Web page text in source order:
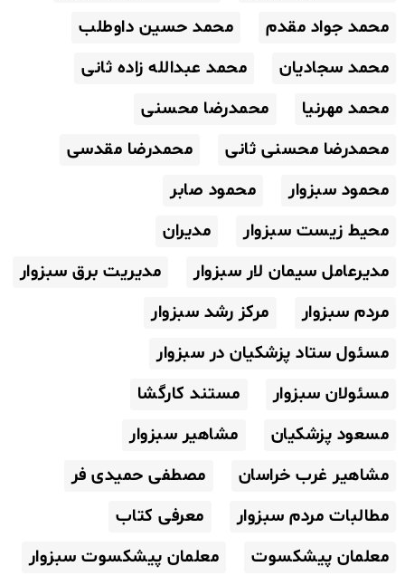
محمد جواد مقدم
محمد حسین داوطلب
محمد سجادیان
محمد عبدالله زاده ثانی
محمد مهرنیا
محمدرضا محسنی
محمدرضا محسنی ثانی
محمدرضا مقدسی
محمود سبزوار
محمود صابر
محیط زیست سبزوار
مدیران
مدیرعامل سیمان لار سبزوار
مدیریت برق سبزوار
مردم سبزوار
مرکز رشد سبزوار
مسئول ستاد پزشکیان در سبزوار
مسئولان سبزوار
مستند کارگشا
مسعود پزشکیان
مشاهیر سبزوار
مشاهیر غرب خراسان
مصطفی حمیدی فر
مطالبات مردم سبزوار
معرفی کتاب
معلمان پیشکسوت
معلمان پیشکسوت سبزوار